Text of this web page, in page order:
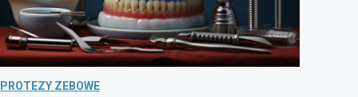
PROTEZY ZEBOWE